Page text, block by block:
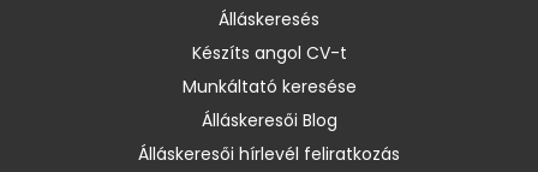
Álláskeresés
Készíts angol CV-t
Munkáltató keresése
Álláskeresői Blog
Álláskeresői hírlevél feliratkozás